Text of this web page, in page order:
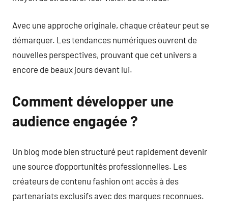
Avec une approche originale, chaque créateur peut se
démarquer. Les tendances numériques ouvrent de
nouvelles perspectives, prouvant que cet univers a
encore de beaux jours devant lui.
Comment développer une
audience engagée ?
Un blog mode bien structuré peut rapidement devenir
une source d’opportunités professionnelles. Les
créateurs de contenu fashion ont accès à des
partenariats exclusifs avec des marques reconnues.